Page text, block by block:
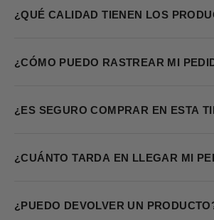
¿QUÉ CALIDAD TIENEN LOS
¿CÓMO PUEDO RASTREAR MI
¿ES SEGURO COMPRAR EN ESTA
¿CUÁNTO TARDA EN LLEGAR MI
¿PUEDO DEVOLVER UN